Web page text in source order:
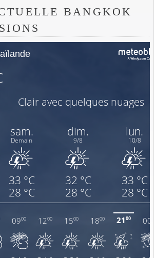
BANGKOK